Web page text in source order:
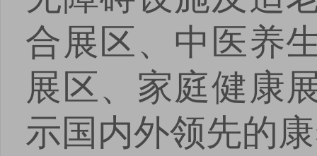
合展区、中医养
展区、家庭健康
示国内外领先的